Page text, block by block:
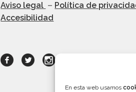
En esta web usamos
Aviso legal – Política de
Accesibilidad